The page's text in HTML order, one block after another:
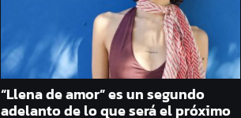
“Llena de amor” es un segundo
adelanto de lo que será el próximo